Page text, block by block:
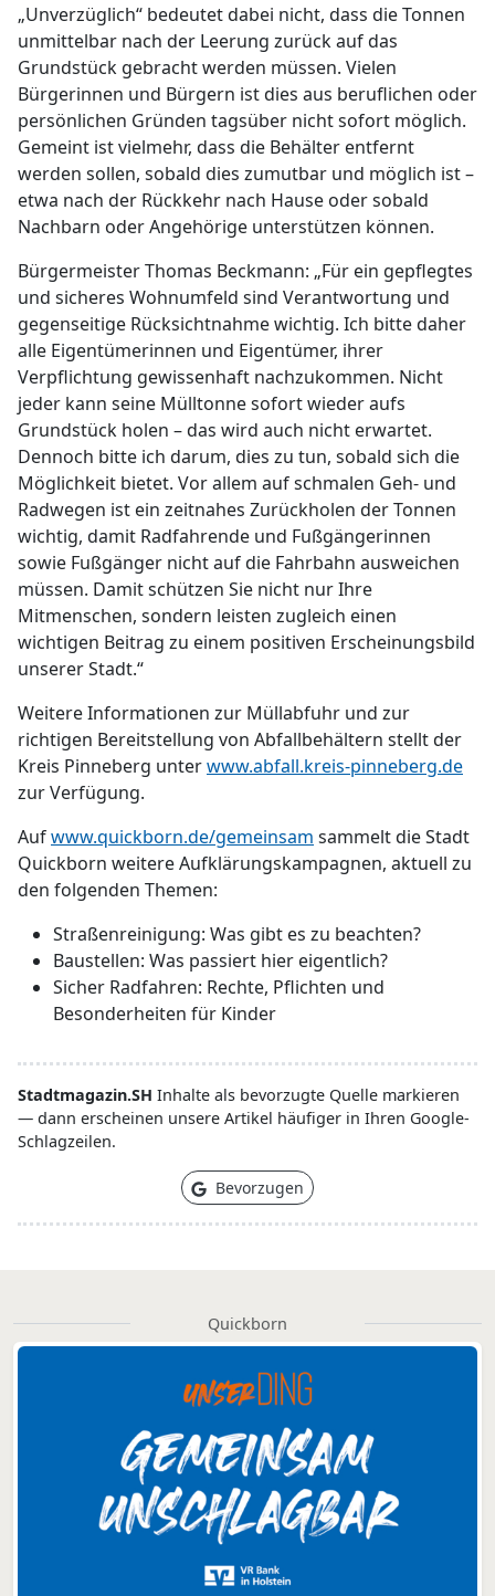
„Unverzüglich“ bedeutet dabei nicht, dass die Tonnen
unmittelbar nach der Leerung zurück auf das
Grundstück gebracht werden müssen. Vielen
Bürgerinnen und Bürgern ist dies aus beruflichen oder
persönlichen Gründen tagsüber nicht sofort möglich.
Gemeint ist vielmehr, dass die Behälter entfernt
werden sollen, sobald dies zumutbar und möglich ist –
etwa nach der Rückkehr nach Hause oder sobald
Nachbarn oder Angehörige unterstützen können.
Bürgermeister Thomas Beckmann: „Für ein gepflegtes
und sicheres Wohnumfeld sind Verantwortung und
gegenseitige Rücksichtnahme wichtig. Ich bitte daher
alle Eigentümerinnen und Eigentümer, ihrer
Verpflichtung gewissenhaft nachzukommen. Nicht
jeder kann seine Mülltonne sofort wieder aufs
Grundstück holen – das wird auch nicht erwartet.
Dennoch bitte ich darum, dies zu tun, sobald sich die
Möglichkeit bietet. Vor allem auf schmalen Geh- und
Radwegen ist ein zeitnahes Zurückholen der Tonnen
wichtig, damit Radfahrende und Fußgängerinnen
sowie Fußgänger nicht auf die Fahrbahn ausweichen
müssen. Damit schützen Sie nicht nur Ihre
Mitmenschen, sondern leisten zugleich einen
wichtigen Beitrag zu einem positiven Erscheinungsbild
unserer Stadt.“
Weitere Informationen zur Müllabfuhr und zur
richtigen Bereitstellung von Abfallbehältern stellt der
Kreis Pinneberg unterwww.abfall.kreis-pinneberg.de
zur Verfügung.
Aufwww.quickborn.de/gemeinsam sammelt die Stadt
Quickborn weitere Aufklärungskampagnen, aktuell zu
den folgenden Themen:
Straßenreinigung: Was gibt es zu beachten?
Baustellen: Was passiert hier eigentlich?
Sicher Radfahren: Rechte, Pflichten und
Besonderheiten für Kinder
Stadtmagazin.SH Inhalte als bevorzugte Quelle markieren
— dann erscheinen unsere Artikel häufiger in Ihren Google-
Schlagzeilen.
Bevorzugen
Quickborn